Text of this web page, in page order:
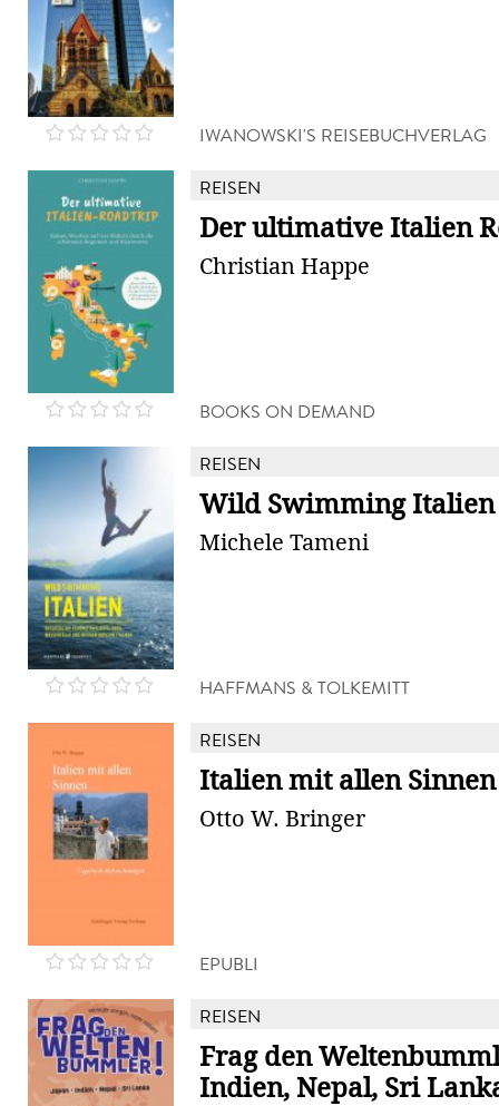
IWANOWSKI'S REISEBUCHVERLAG
REISEN
Der ultimative Italien
Christian Happe
BOOKS ON DEMAND
REISEN
Wild Swimming Italien
Michele Tameni
HAFFMANS & TOLKEMITT
REISEN
Italien mit allen Sinnen
Otto W. Bringer
EPUBLI
REISEN
Frag den
Indien, Nepal, Sri